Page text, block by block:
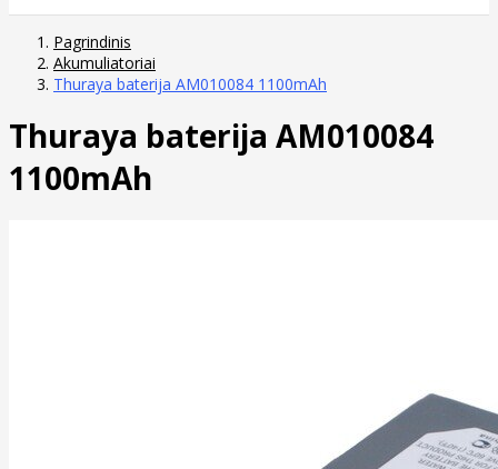
Pagrindinis
Akumuliatoriai
Thuraya baterija AM010084 1100mAh
Thuraya baterija AM010084
1100mAh